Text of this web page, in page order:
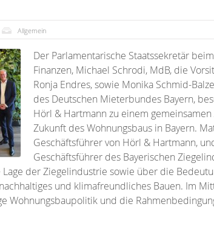
Allgemein
Der Parlamentarische Staatssekretär
Finanzen, Michael Schrodi, MdB, die
Ronja Endres, sowie Monika Schmid-
des Deutschen Mieterbundes Bayern,
Hörl & Hartmann zu einem
Zukunft des Wohnungsbaus in Bayern.
Geschäftsführer von Hörl & Hartmann,
Geschäftsführer des Bayerischen
der Ziegelindustrie sowie über die
und klimafreundliches Bauen. Im
Wohnungsbaupolitik und die